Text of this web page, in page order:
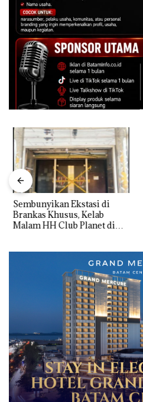
Sembunyikan Ekstasi di
Brankas Khusus, Kelab
Malam HH Club Planet di